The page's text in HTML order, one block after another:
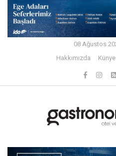
08 Ağustos
Hakkımızda
Künye